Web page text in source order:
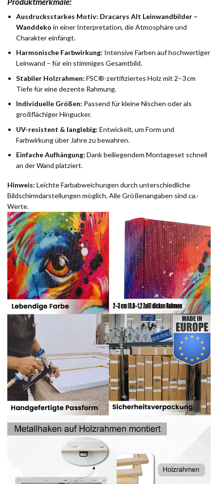
Ausdrucksstarkes Motiv: Dracarys Alt Leinwandbilder –
Wanddeko in einer Interpretation, die Atmosphäre und
Charakter einfängt.
Harmonische Farbwirkung: Intensive Farben auf hochwertiger
Leinwand – für ein stimmiges Gesamtbild.
Stabiler Holzrahmen: FSC®-zertifiziertes Holz mit 2–3 cm
Tiefe für eine dezente Rahmung.
Individuelle Größen: Passend für kleine Nischen oder als
großflächiger Hingucker.
UV-resistent & langlebig: Entwickelt, um Form und
Farbwirkung über Jahre zu bewahren.
Einfache Aufhängung: Dank beiliegendem Montageset schnell
an der Wand platziert.
Hinweis: Leichte Farbabweichungen durch unterschiedliche
Bildschirmdarstellungen möglich. Alle Größenangaben sind ca.-
Werte.